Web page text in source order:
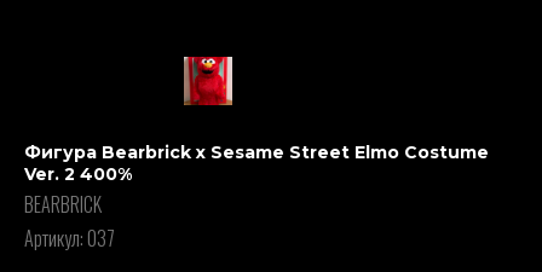
Фигура Bearbrick x Sesame Street Elmo Costume
Ver. 2 400%
BEARBRICK
Артикул: 037